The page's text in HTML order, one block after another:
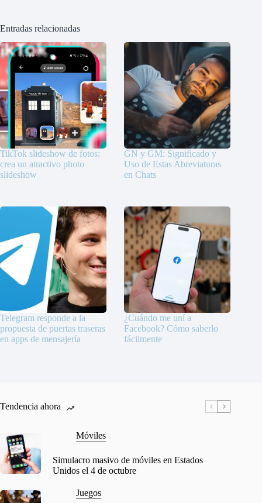
Entradas relacionadas
TikTok slideshow de fotos:
crea un atractivo photo
slideshow
GN y GM: Significado y
Uso de Estas Abreviaturas
en Chats
Telegram responde a la
propuesta de puertas traseras
en apps de mensajería
¿Cuándo me uní a
Facebook? Cómo saberlo
fácilmente
Tendencia ahora
Móviles
Simulacro masivo de móviles en Estados
Unidos el 4 de octubre
Juegos